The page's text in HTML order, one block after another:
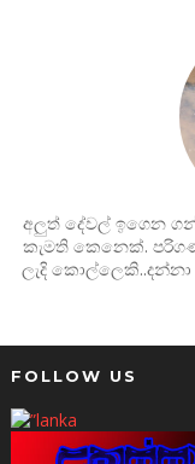
අලුත් දේවල් ඉගෙන
කැමති කෙනෙක්.
ලැදි
FOLLOW US